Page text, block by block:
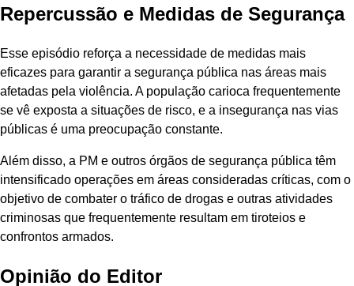
Repercussão e Medidas de Segurança
Esse episódio reforça a necessidade de medidas mais
eficazes para garantir a segurança pública nas áreas mais
afetadas pela violência. A população carioca frequentemente
se vê exposta a situações de risco, e a insegurança nas vias
públicas é uma preocupação constante.
Além disso, a PM e outros órgãos de segurança pública têm
intensificado operações em áreas consideradas críticas, com o
objetivo de combater o tráfico de drogas e outras atividades
criminosas que frequentemente resultam em tiroteios e
confrontos armados.
Opinião do Editor